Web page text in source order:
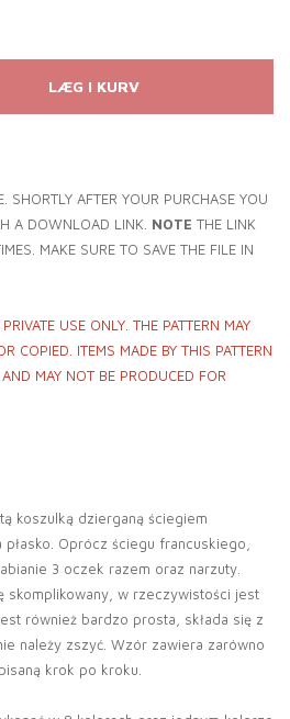
SHORTLY AFTER YOUR PURCHASE YOU
A DOWNLOAD LINK. NOTE THE LINK
MAKE SURE TO SAVE THE FILE IN
USE ONLY. THE PATTERN MAY
COPIED. ITEMS MADE BY THIS PATTERN
MAY NOT BE PRODUCED FOR
koszulką dzierganą ściegiem
Oprócz ściegu francuskiego,
3 oczek razem oraz narzuty.
skomplikowany, w rzeczywistości jest
również bardzo prosta, składa się z
należy zszyć. Wzór zawiera zarówno
krok po kroku.